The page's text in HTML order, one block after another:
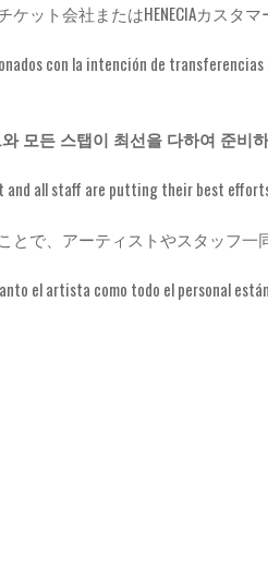
ット会社またはHENECIAカスタ
con la intención de
모든 스탭이 최선을 다하여 준비
all staff are putting their best
で、アーティストやスタッフ
el artista como todo el personal